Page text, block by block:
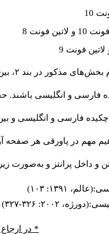
10
فونت 8
بند ۲، بین ۶۰۰۰ تا ۸۰۰۰کلمه باشد.
باشند. حجم هر دو چکیده کمتر
و انگلیسی و بین ۴-۶ کلمه نوشته
مهم در پاورقی هر صفحه
و داخل پرانتز و به‌صورت
۱۳۹۱: ۱۰۳)
۲۰۰۲: ۳۲۶-۳۲۷)
* در